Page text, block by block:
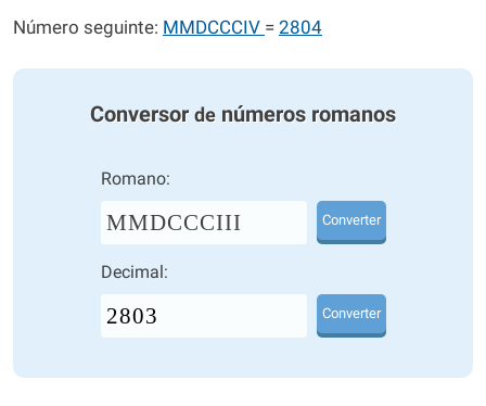
Número seguinte: MMDCCCIV = 2804
Conversor de números romanos
Romano:
MMDCCCIII Converter
Decimal:
Converter